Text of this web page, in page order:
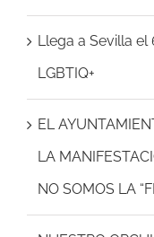
Llega a Sevilla
LGBTIQ+
EL
LA
NO SOMOS LA